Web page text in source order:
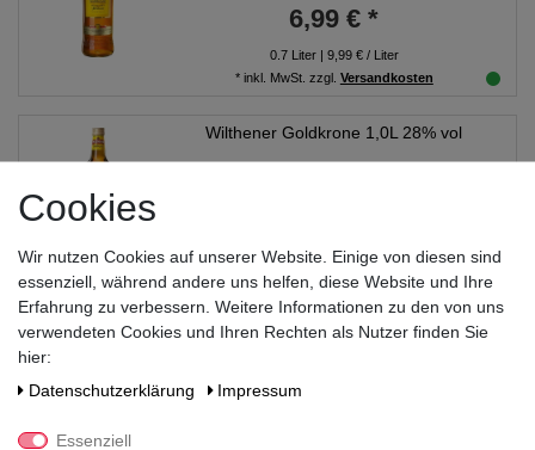
6,99 € *
0.7Liter| 9,99 € / Liter
* inkl. MwSt. zzgl. Versandkosten
Wilthener Goldkrone 1,0L 28% vol
1Liter| 9,99 € / Liter
*inkl. MwSt.zzgl.Versandkosten
Wilthener Goldkrone 12x0,10L 28% vol
Cookies
Wir nutzen Cookies auf unserer Website. Einige von diesen sind
essenziell, während andere uns helfen, diese Website und Ihre
Erfahrung zu verbessern. Weitere Informationen zu den von uns
verwendeten Cookies und Ihren Rechten als Nutzer finden Sie
hier:
Daten­schutz­erklärung
Impressum
Essenziell